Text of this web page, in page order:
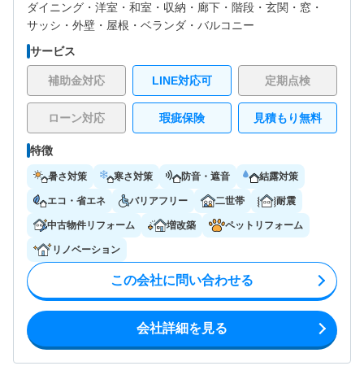
ダイニング・ 洋室・ 和室・ 収納・ 廊下・ 階段・ 玄関・ 窓・
サッシ・ 外壁・ 屋根・ ベランダ・バルコニー
サービス
補助金対応 LINE対応可 定期点検
ローン対応 瑕疵保険 見積もり無料
特徴
暑さ対策 寒さ対策 防音・遮音 結露対策
エコ・省エネ バリアフリー 二世帯 耐震
中古物件リフォーム 増改築 ペットリフォーム
リノベーション
この会社に問い合わせる
会社詳細を見る